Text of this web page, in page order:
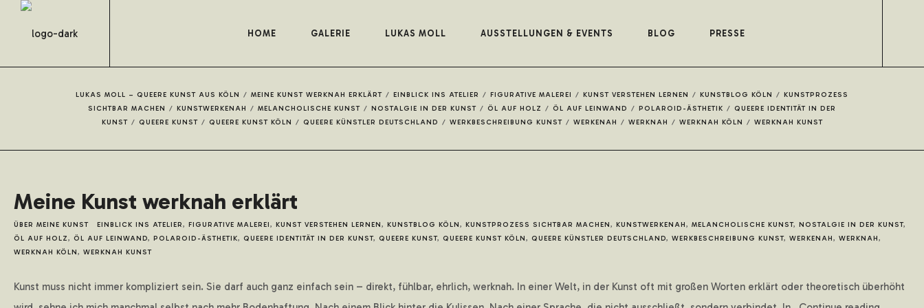
HOME GALERIE LUKAS MOLL AUSSTELLUNGEN & EVENTS BLOG PRESSE
LUKAS MOLL – QUEERE KUNST AUS KÖLN / MEINE KUNST WERKNAH ERKLÄRT / EINBLICK INS ATELIER / FIGURATIVE MALEREI / KUNST VERSTEHEN LERNEN / KUNSTBLOG KÖLN / KUNSTPROZESS
SICHTBAR MACHEN / KUNSTWERKENAH / MELANCHOLISCHE KUNST / NOSTALGIE IN DER KUNST / ÖL AUF HOLZ / ÖL AUF LEINWAND / POLAROID-ÄSTHETIK / QUEERE IDENTITÄT IN DER
KUNST / QUEERE KUNST / QUEERE KUNST KÖLN / QUEERE KÜNSTLER DEUTSCHLAND / WERKBESCHREIBUNG KUNST / WERKENAH / WERKNAH / WERKNAH KÖLN / WERKNAH KUNST
Meine Kunst werknah erklärt
ÜBER MEINE KUNST EINBLICK INS ATELIER, FIGURATIVE MALEREI, KUNST VERSTEHEN LERNEN, KUNSTBLOG KÖLN, KUNSTPROZESS SICHTBAR MACHEN, KUNSTWERKENAH, MELANCHOLISCHE KUNST, NOSTALGIE IN DER KUNST,
ÖL AUF HOLZ, ÖL AUF LEINWAND, POLAROID-ÄSTHETIK, QUEERE IDENTITÄT IN DER KUNST, QUEERE KUNST, QUEERE KUNST KÖLN, QUEERE KÜNSTLER DEUTSCHLAND, WERKBESCHREIBUNG KUNST, WERKENAH, WERKNAH,
WERKNAH KÖLN, WERKNAH KUNST
Kunst muss nicht immer kompliziert sein. Sie darf auch ganz einfach sein – direkt, fühlbar, ehrlich, werknah. In einer Welt, in der Kunst oft mit großen Worten erklärt oder theoretisch überhöht